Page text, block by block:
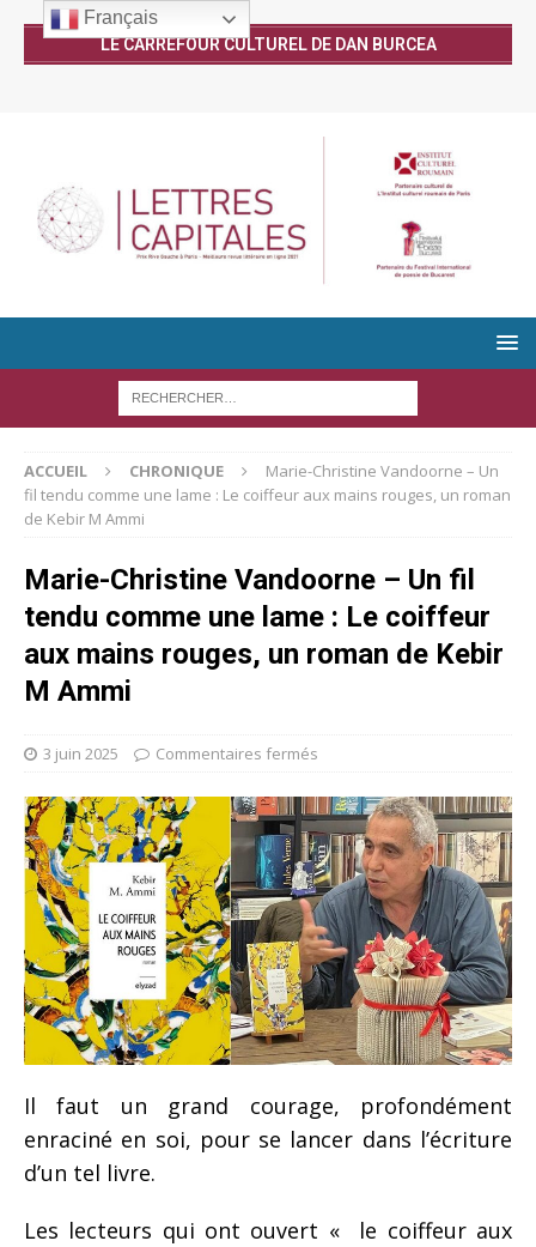
LE CARREFOUR CULTUREL DE DAN BURCEA
ACCUEIL CHRONIQUE
Marie-Christine Vandoorne – Un
fil tendu comme une lame : Le coiffeur aux mains rouges, un roman
de Kebir M Ammi
Marie-Christine Vandoorne – Un fil
tendu comme une lame : Le coiffeur
aux mains rouges, un roman de Kebir
M Ammi
3 juin 2025 Commentaires fermés
Il faut un grand courage, profondément
enraciné en soi, pour se lancer dans l’écriture
d’un tel livre.
Les lecteurs qui ont ouvert « le coiffeur aux
Français